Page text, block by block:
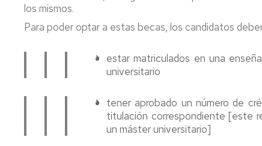
oficiales
de
grado
los mismos.
Para poder optar a estas becas, los candidatos
estar matriculados en una
universitario
tener aprobado un número de
titulación correspondiente [este
un máster universitario]